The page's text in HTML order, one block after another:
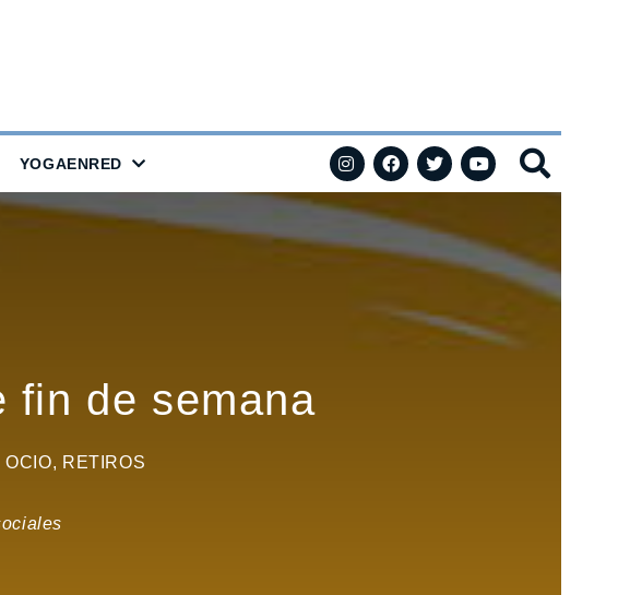
YOGAENRED
fin de semana
OCIO, RETIROS